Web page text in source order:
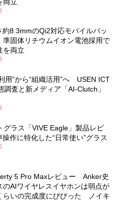
両立
約8.3mmのQi2対応モバイルバッ
固体リチウムイオン電池採用で
を両立
用”から“組織活用”へ USEN ICT
調査と新メディア「AI-Clutch」
グラス「VIVE Eagle」製品レビ
作に特化した“日常使い”グラス
5 Pro Maxレビュー Anker史
のAIワイヤレスイヤホンは弱点が
らいの完成度にびびった ノイキ